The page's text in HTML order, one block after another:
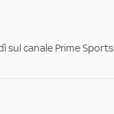
sul canale Prime